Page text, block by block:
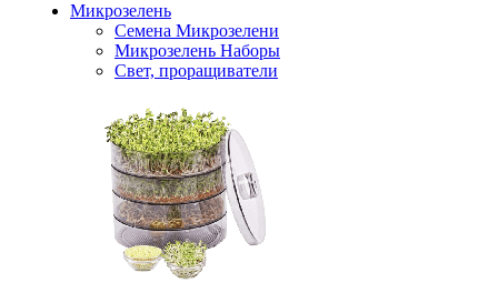
Микрозелень
Семена Микрозелени
Микрозелень Наборы
Свет, проращиватели